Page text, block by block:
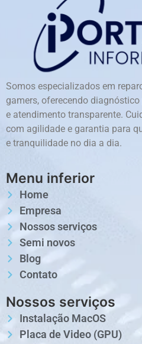
Somos especializados em
gamers, oferecendo
e atendimento transparente.
com agilidade e garantia para
e tranquilidade no dia a dia.
Menu inferior
Home
Empresa
Nossos serviços
Semi novos
Blog
Contato
Nossos serviços
Instalação MacOS
Placa de Video (GPU)